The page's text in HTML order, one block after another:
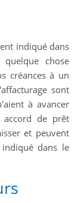
indiqué dans
chose
créances à un
sont
à avancer
de prêt
et peuvent
dans le